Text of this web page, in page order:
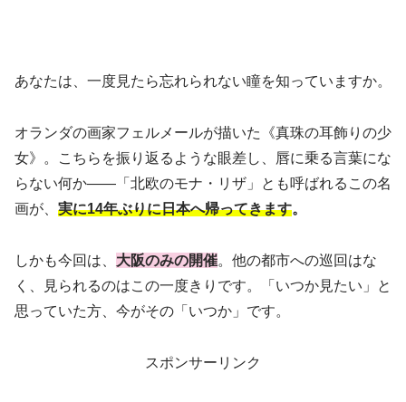
あなたは、一度見たら忘れられない瞳を知っていますか。
オランダの画家フェルメールが描いた《真珠の耳飾りの少
女》。こちらを振り返るような眼差し、唇に乗る言葉にな
らない何か——「北欧のモナ・リザ」とも呼ばれるこの名
画が、 実に14年ぶりに日本へ帰ってきます。
しかも今回は、 大阪のみの開催。他の都市への巡回はな
く、見られるのはこの一度きりです。「いつか見たい」と
思っていた方、今がその「いつか」です。
スポンサーリンク